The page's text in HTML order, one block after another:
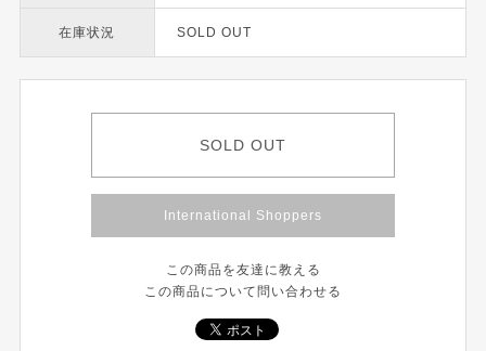
在庫状況 SOLD OUT
SOLD OUT
International Shoppers
この商品を友達に教える
この商品について問い合わせる